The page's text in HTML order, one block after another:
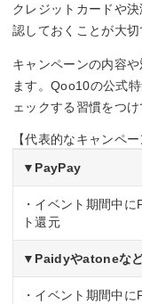
クレジットカードや
認しておくことが大切
キャンペーンの内容
ます。Qoo10の公式
ェックする習慣をつけ
【代表的なキャンペー
▼PayPay
・イベント期間中
ト還元
▼Paidyやatoneな
・イベント期間中